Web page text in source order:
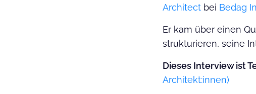
Architect bei Bedag
Er kam über einen
strukturieren, seine
Dieses Interview ist
Architekt:innen)